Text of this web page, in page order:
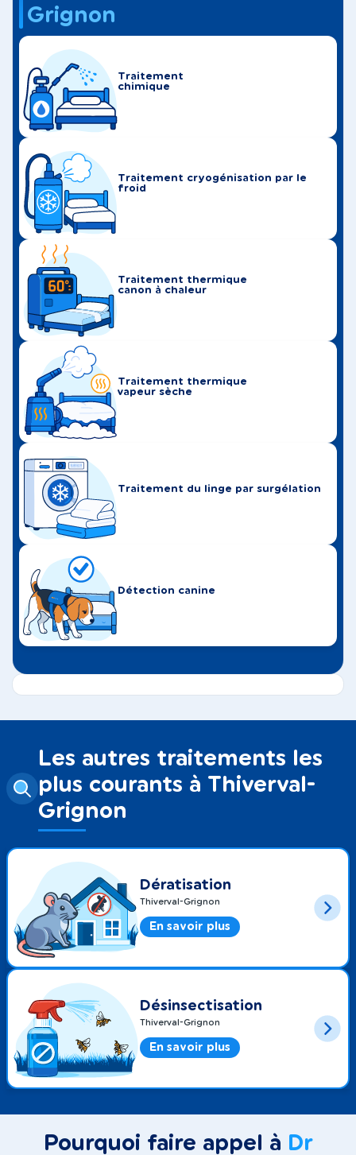
Grignon
Traitement
chimique
Traitement cryogénisation par le
froid
Traitement thermique
canon à chaleur
Traitement thermique
vapeur sèche
Traitement du linge par surgélation
Détection canine
Les autres traitements les
plus courants à Thiverval-
Grignon
Dératisation
Thiverval-Grignon
En savoir plus
Désinsectisation
Thiverval-Grignon
En savoir plus
Pourquoi faire appel à Dr